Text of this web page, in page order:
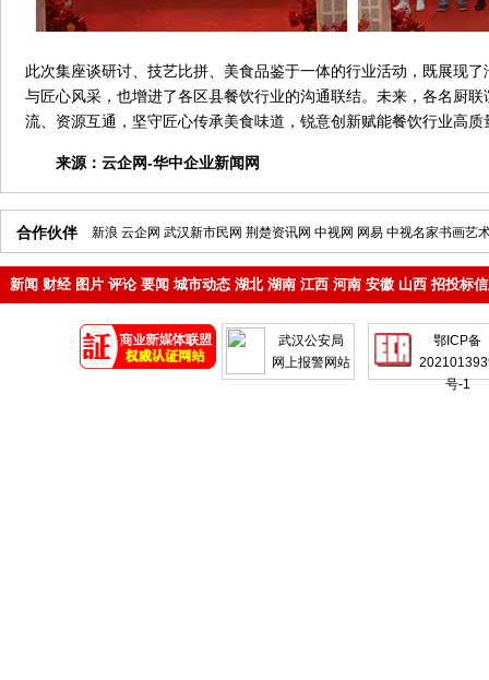
此次集座谈研讨、技艺比拼、美食品鉴于一体的行业活动，既展现
与匠心风采，也增进了各区县餐饮行业的沟通联结。未来，各名厨
流、资源互通，坚守匠心传承美食味道，锐意创新赋能餐饮行业高
来源： 云企网-华中企业新闻网
合作伙伴 新浪 云企网 武汉新市民网 荆楚资讯网 中视网 网易 中视名家书画艺
新闻 财经 图片 评论 要闻 城市动态 湖北 湖南 江西 河南 安徽 山西 招投标
武汉公安局
网上报警网站
鄂ICP备
号-1